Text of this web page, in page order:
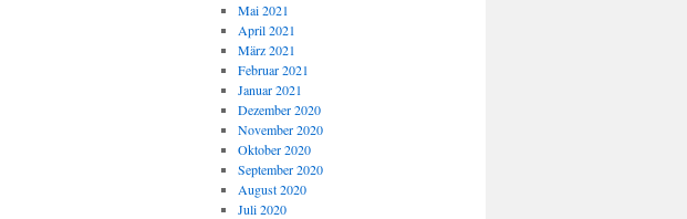
Mai 2021
April 2021
März 2021
Februar 2021
Januar 2021
Dezember 2020
November 2020
Oktober 2020
September 2020
August 2020
Juli 2020